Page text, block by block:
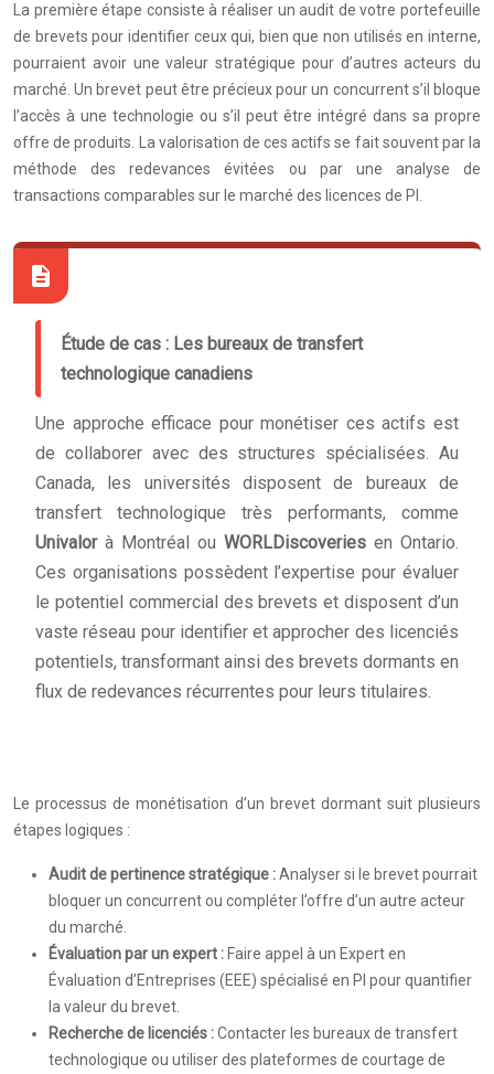
La première étape consiste à réaliser un audit de votre portefeuille
de brevets pour identifier ceux qui, bien que non utilisés en interne,
pourraient avoir une valeur stratégique pour d’autres acteurs du
marché. Un brevet peut être précieux pour un concurrent s’il bloque
l’accès à une technologie ou s’il peut être intégré dans sa propre
offre de produits. La valorisation de ces actifs se fait souvent par la
méthode des redevances évitées ou par une analyse de
transactions comparables sur le marché des licences de PI.
Étude de cas : Les bureaux de transfert
technologique canadiens
Une approche efficace pour monétiser ces actifs est
de collaborer avec des structures spécialisées. Au
Canada, les universités disposent de bureaux de
transfert technologique très performants, comme
Univalorà Montréal ou WORLDiscoveries en Ontario.
Ces organisations possèdent l’expertise pour évaluer
le potentiel commercial des brevets et disposent d’un
vaste réseau pour identifier et approcher des licenciés
potentiels, transformant ainsi des brevets dormants en
flux de redevances récurrentes pour leurs titulaires.
Le processus de monétisation d’un brevet dormant suit plusieurs
étapes logiques :
Audit de pertinence stratégique :Analyser si le brevet pourrait
bloquer un concurrent ou compléter l’offre d’un autre acteur
du marché.
Évaluation par un expert : Faire appel à un Expert en
Évaluation d’Entreprises (EEE) spécialisé en PI pour quantifier
la valeur du brevet.
Recherche de licenciés :Contacter les bureaux de transfert
technologique ou utiliser des plateformes de courtage de